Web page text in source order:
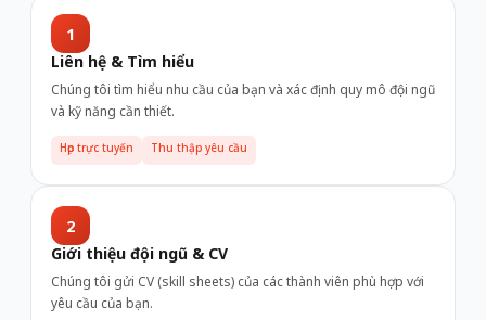
1
Liên hệ & Tìm hiểu
Chúng tôi tìm hiểu nhu cầu của bạn và xác định quy mô đội ngũ
và kỹ năng cần thiết.
Họp trực tuyến Thu thập yêu cầu
2
Giới thiệu đội ngũ & CV
Chúng tôi gửi CV (skill sheets) của các thành viên phù hợp với
yêu cầu của bạn.